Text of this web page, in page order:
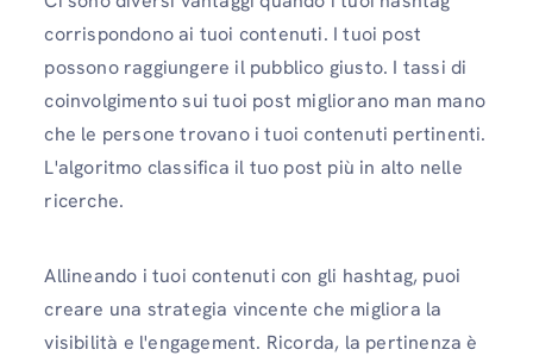
corrispondono ai tuoi contenuti. I tuoi post
possono raggiungere il pubblico giusto. I tassi di
coinvolgimento sui tuoi post migliorano man mano
che le persone trovano i tuoi contenuti pertinenti.
L'algoritmo classifica il tuo post più in alto nelle
ricerche.
Allineando i tuoi contenuti con gli hashtag, puoi
creare una strategia vincente che migliora la
visibilità e l'engagement. Ricorda, la pertinenza è